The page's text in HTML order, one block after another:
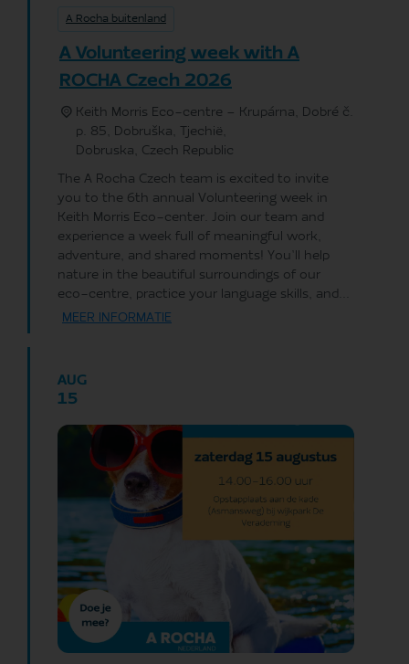
A Rocha buitenland
A Volunteering week with A
ROCHA Czech 2026
Keith Morris Eco-centre – Krupárna, Dobré č.
p. 85, Dobruška, Tjechië,
Dobruska
Czech Republic
The A Rocha Czech team is excited to invite
you to the 6th annual Volunteering week in
Keith Morris Eco-center. Join our team and
experience a week full of meaningful work,
adventure, and shared moments! You’ll help
nature in the beautiful surroundings of our
eco-centre, practice your language skills, and...
MEER INFORMATIE
AUG
15